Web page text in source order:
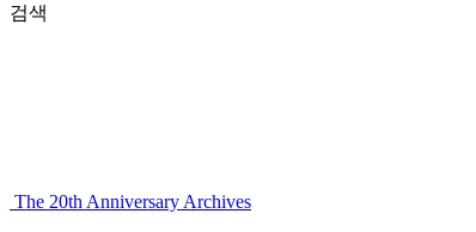
검색
The 20th Anniversary Archives